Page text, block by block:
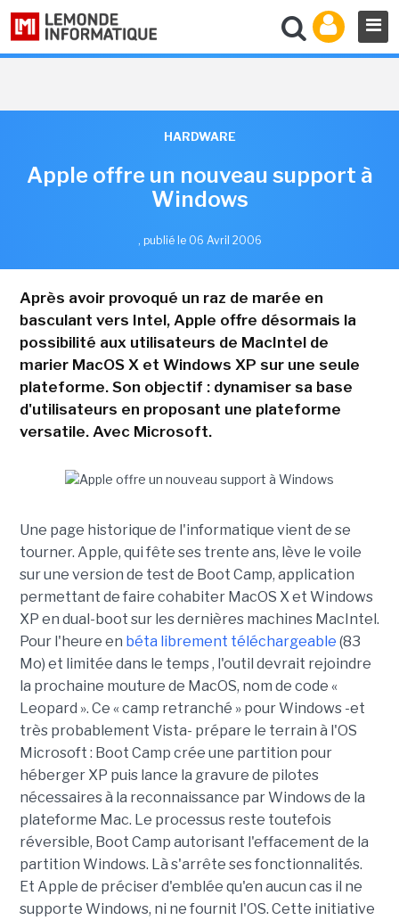
HARDWARE
Apple offre un nouveau support à
Windows
, publié le 06 Avril 2006
Après avoir provoqué un raz de marée en
basculant vers Intel, Apple offre désormais la
possibilité aux utilisateurs de MacIntel de
marier MacOS X et Windows XP sur une seule
plateforme. Son objectif : dynamiser sa base
d'utilisateurs en proposant une plateforme
versatile. Avec Microsoft.
Une page historique de l'informatique vient de se
tourner. Apple, qui fête ses trente ans, lève le voile
sur une version de test de Boot Camp, application
permettant de faire cohabiter MacOS X et Windows
XP en dual-boot sur les dernières machines MacIntel.
Pour l'heure en béta librement téléchargeable (83
Mo) et limitée dans le temps , l'outil devrait rejoindre
la prochaine mouture de MacOS, nom de code «
Leopard ». Ce « camp retranché » pour Windows -et
très probablement Vista- prépare le terrain à l'OS
Microsoft : Boot Camp crée une partition pour
héberger XP puis lance la gravure de pilotes
nécessaires à la reconnaissance par Windows de la
plateforme Mac. Le processus reste toutefois
réversible, Boot Camp autorisant l'effacement de la
partition Windows. Là s'arrête ses fonctionnalités.
Et Apple de préciser d'emblée qu'en aucun cas il ne
supporte Windows, ni ne fournit l'OS. Cette initiative